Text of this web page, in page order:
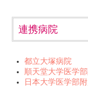
連携病院
都立大塚病院
順天堂大学医学部
日本大学医学部附